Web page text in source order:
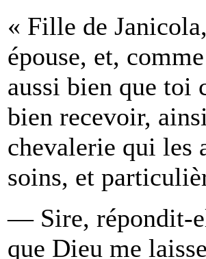
« Fille de
épouse, et,
aussi bien que toi
bien recevoir,
chevalerie qui les
soins, et
— Sire, répondit-
que Dieu me